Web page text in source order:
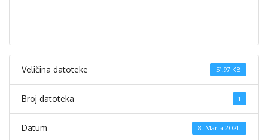
Veličina datoteke 51.97 KB
Broj datoteka 1
Datum 8. Marta 2021.